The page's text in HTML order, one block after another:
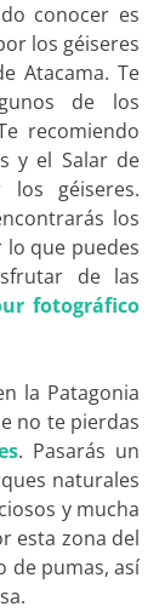
conocer es
los géiseres
Atacama. Te
de los
recomiendo
y el Salar de
géiseres.
los
que puedes
de las
fotográfico
la Patagonia
no te pierdas
. Pasarás un
naturales
y mucha
esta zona del
de pumas, así